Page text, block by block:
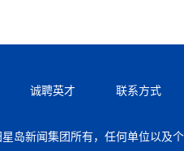
诚聘英才 联系方式
岛新闻集团所有，任何单位以及